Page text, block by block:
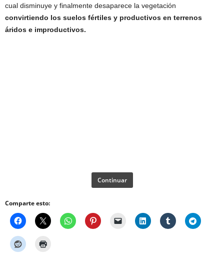
cual disminuye y finalmente desaparece la vegetación
convirtiendo los suelos fértiles y productivos en terrenos
áridos e improductivos.
Continuar
Comparte esto: